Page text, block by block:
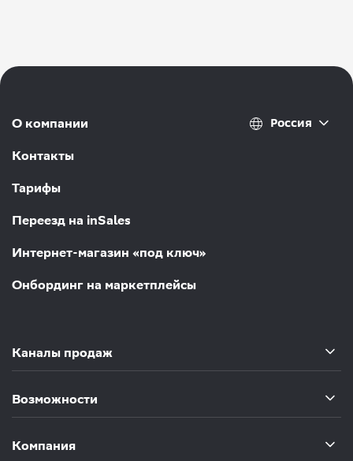
О компании
Контакты
Тарифы
Переезд на inSales
Интернет-магазин «под ключ»
Онбординг на маркетплейсы
Россия
Каналы продаж
Возможности
Компания